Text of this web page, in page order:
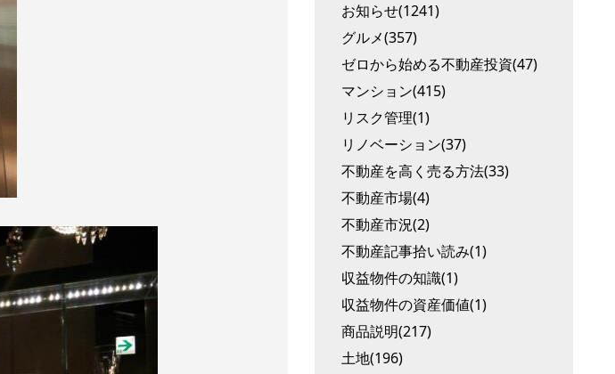
お知らせ(1241)
グルメ(357)
ゼロから始める不動産投資(47)
マンション(415)
リスク管理(1)
リノベーション(37)
不動産を高く売る方法(33)
不動産市場(4)
不動産市況(2)
不動産記事拾い読み(1)
収益物件の知識(1)
収益物件の資産価値(1)
商品説明(217)
土地(196)